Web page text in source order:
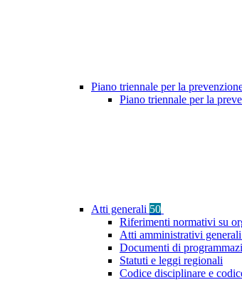
Piano triennale per la
Piano triennale per la
Atti generali 50
Riferimenti normativi su
Atti amministrativi generali
Documenti di
Statuti e leggi regionali
Codice disciplinare e